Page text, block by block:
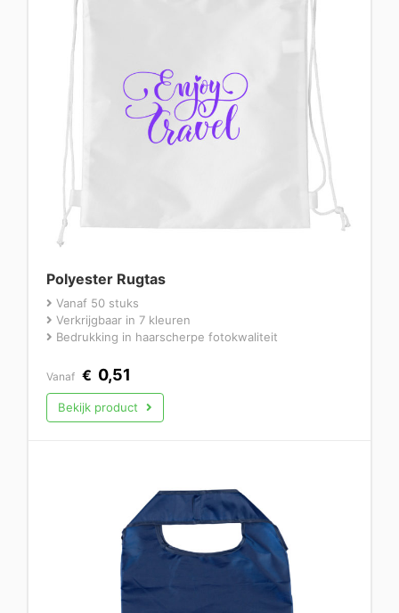
Polyester Rugtas
Vanaf 50 stuks
Verkrijgbaar in 7 kleuren
Bedrukking in haarscherpe fotokwaliteit
Vanaf € 0,51
Bekijk product